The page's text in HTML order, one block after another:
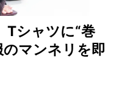
Tシャツに“巻
のマンネリを即